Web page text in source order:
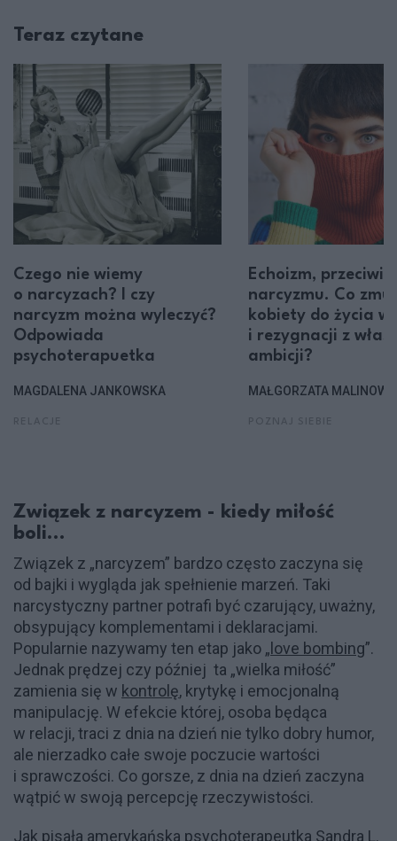
Teraz czytane
Czego nie wiemy
o narcyzach? I czy
narcyzm można wyleczyć?
Odpowiada
psychoterapuetka
MAGDALENA JANKOWSKA
Echoizm,
narcyzmu. Co
kobiety do życia w
i rezygnacji z
ambicji?
MAŁGORZATA
Związek z narcyzem - kiedy miłość
boli…
Związek z „narcyzem” bardzo często zaczyna się
od bajki i wygląda jak spełnienie marzeń. Taki
narcystyczny partner potrafi być czarujący, uważny,
obsypujący komplementami i deklaracjami.
Popularnie nazywamy ten etap jako „ love bombing”.
Jednak prędzej czy później ta „wielka miłość”
zamienia się w kontrolę, krytykę i emocjonalną
manipulację. W efekcie której, osoba będąca
w relacji, traci z dnia na dzień nie tylko dobry humor,
ale nierzadko całe swoje poczucie wartości
i sprawczości. Co gorsze, z dnia na dzień zaczyna
wątpić w swoją percepcję rzeczywistości.
Jak pisała amerykańska psychoterapeutka Sandra L.